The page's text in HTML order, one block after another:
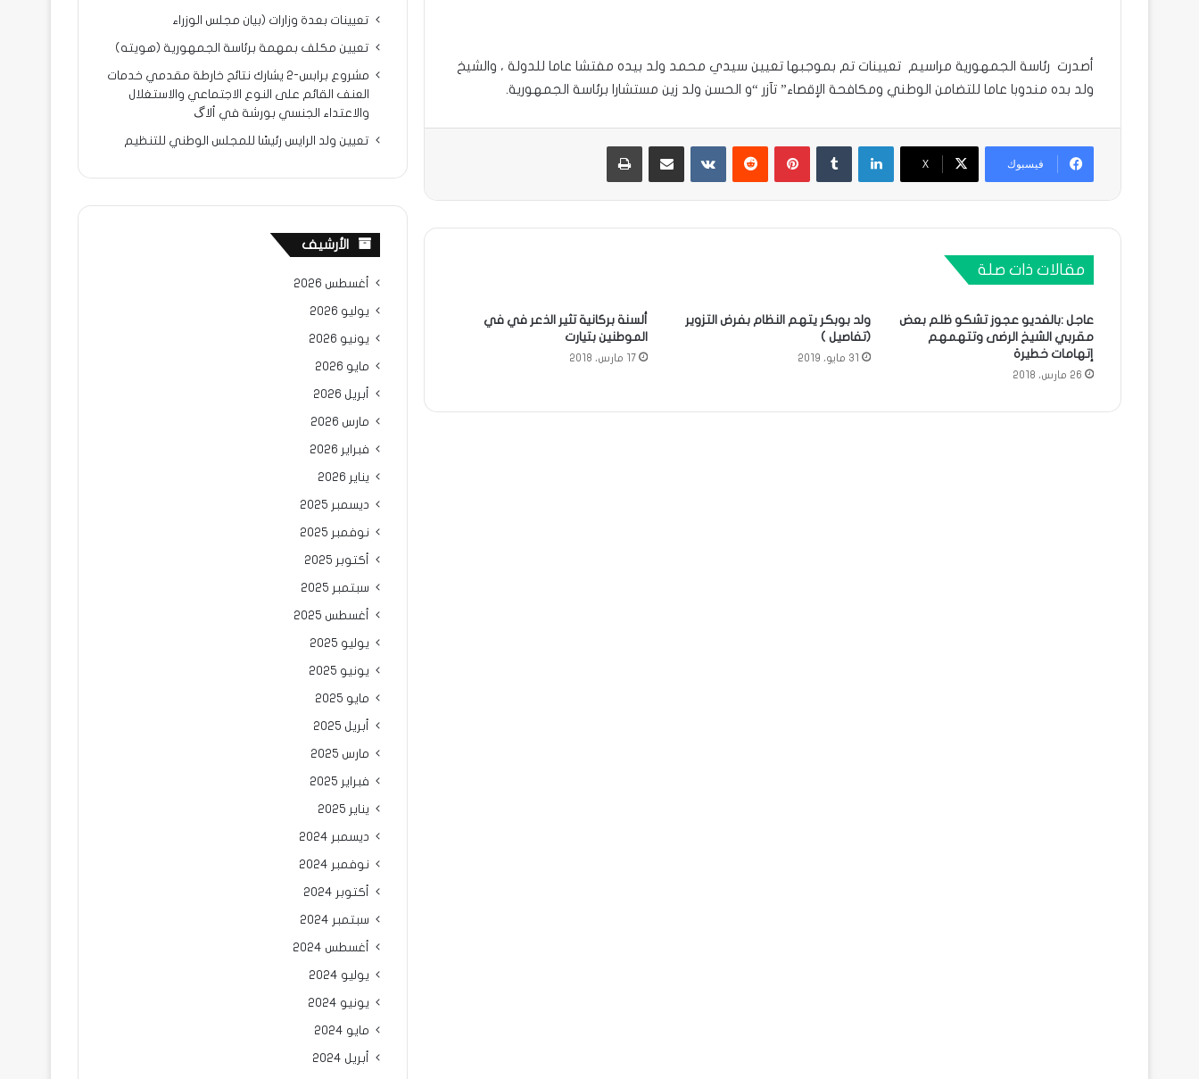
أصدرت رئاسة الجمهورية مراسيم تعيينات تم بموجبها تعيين سيدي محمد ولد بيده مفتشا عاما للدولة ، والشيخ
ولد بده مندوبا عاما للتضامن الوطني ومكافحة الإقصاء” تآزر “و الحسن ولد زين مستشارا برئاسة الجمهورية.
فيسبوك X
لينكدإن بينتيريست مشاركة عبر البريد طباعة
مقالات ذات صلة
عاجل :بالفديو عجوز تشكو ظلم بعض
مقربي الشيخ الرضى وتتهمهم
إتهامات خطيرة
26 مارس، 2018
ولد بوبكر يتهم النظام بفرض التزوير
(تفاصيل )
31 مايو، 2019
ألسنة بركانية تثير الذعر في في
الموطنين بتيارت
17 مارس، 2018
تعيينات بعدة وزارات (بيان مجلس الوزراء
تعيين مكلف بمهمة برئاسة الجمهورية (هويته)
مشروع برابس-2 يشارك نتائح خارطة مقدمي خدمات
العنف القائم على النوع الاجتماعي والاستغلال
والاعتداء الجنسي بورشة في ألاگ
تعيين ولد الرايس رئيسًا للمجلس الوطني للتنظيم
الأرشيف
أغسطس 2026
يوليو 2026
يونيو 2026
مايو 2026
أبريل 2026
مارس 2026
فبراير 2026
يناير 2026
ديسمبر 2025
نوفمبر 2025
أكتوبر 2025
سبتمبر 2025
أغسطس 2025
يوليو 2025
يونيو 2025
مايو 2025
أبريل 2025
مارس 2025
فبراير 2025
يناير 2025
ديسمبر 2024
نوفمبر 2024
أكتوبر 2024
سبتمبر 2024
أغسطس 2024
يوليو 2024
يونيو 2024
مايو 2024
أبريل 2024